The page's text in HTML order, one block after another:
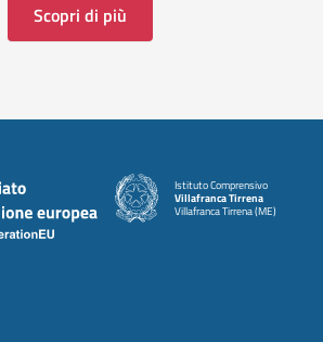
Scopri di più
Istituto Comprensivo
Villafranca Tirrena
Villafranca Tirrena (ME)